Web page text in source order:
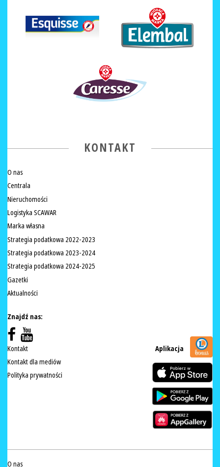
KONTAKT
O nas
Centrala
Nieruchomości
Logistyka SCAWAR
Marka własna
Strategia podatkowa 2022-2023
Strategia podatkowa 2023-2024
Strategia podatkowa 2024-2025
Gazetki
Aktualności
Znajdź nas:
Kontakt
Kontakt dla mediów
Polityka prywatności
Aplikacja
O nas